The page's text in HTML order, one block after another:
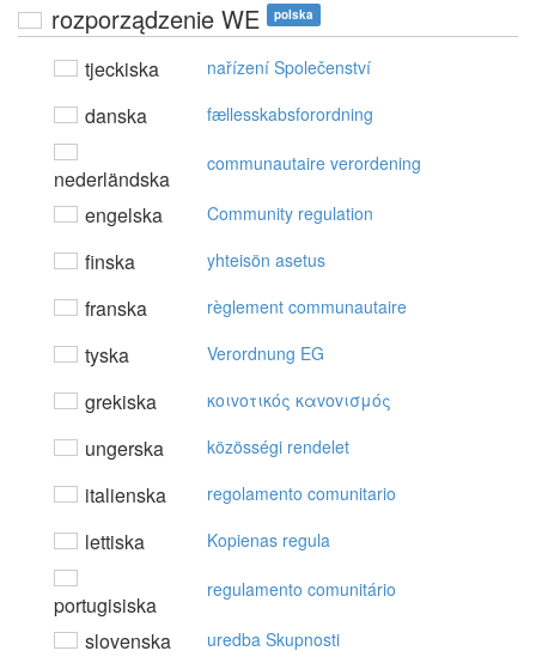
rozporządzenie WE polska
tjeckiska nařízení Společenství
danska fællesskabsforordning
nederländska
communautaire verordening
engelska Community regulation
finska yhteisön asetus
franska règlement communautaire
tyska Verordnung EG
grekiska κoιvoτικός καvovισμός
ungerska közösségi rendelet
italienska regolamento comunitario
lettiska Kopienas regula
portugisiska
regulamento comunitário
slovenska uredba Skupnosti